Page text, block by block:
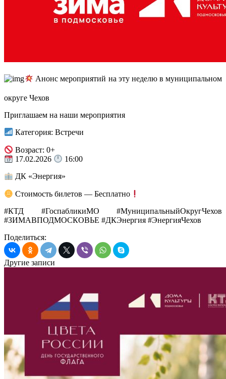
Анонс мероприятий на эту неделю в муниципальном
округе Чехов
Приглашаем на наши мероприятия
Категория: Встречи
Возраст: 0+
17.02.2026
16:00
ДК «Энергия»
Стоимость билетов — Бесплатно
#КТД #ГоспабликиМО #МуниципальныйОкругЧехов
#ЗИМАВПОДМОСКОВЬЕ #ДКЭнергия #ЭнергияЧехов
Поделиться:
Другие записи